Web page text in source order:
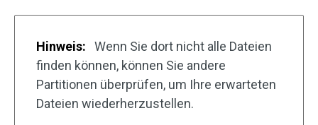
Hinweis:
Wenn Sie dort nicht alle Dateien
finden können, können Sie andere
Partitionen überprüfen, um Ihre erwarteten
Dateien wiederherzustellen.